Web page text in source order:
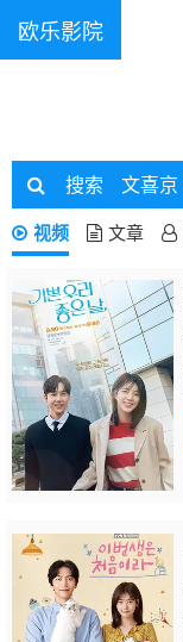
欧乐影院
搜索 文喜京
视频 文章